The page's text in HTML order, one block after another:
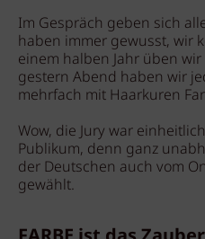
Im Gespräch geben sich
haben immer gewusst, wir
einem halben Jahr üben
gestern Abend haben wir
mehrfach mit Haarkuren
Wow, die Jury war
Publikum, denn ganz
der Deutschen auch vom
gewählt.